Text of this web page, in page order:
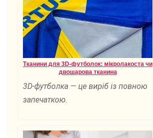
Тканини для 3D-футболок: мікролакоста чи
двошарова тканина
3D-футболка — це виріб із повною
запечаткою.